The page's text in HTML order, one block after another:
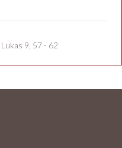
Lukas 9, 57 - 62